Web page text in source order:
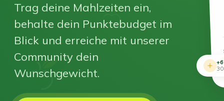
Trag deine Mahlzeiten ein,
behalte dein Punktebudget im
Blick und erreiche mit unserer
Community dein
Wunschgewicht.